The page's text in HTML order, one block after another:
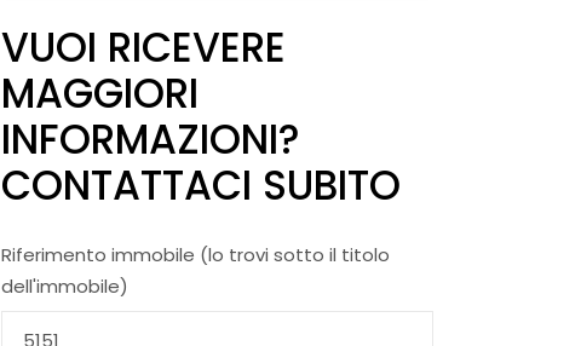
VUOI RICEVERE
MAGGIORI
INFORMAZIONI?
CONTATTACI SUBITO
Riferimento immobile (lo trovi sotto il titolo
dell'immobile)